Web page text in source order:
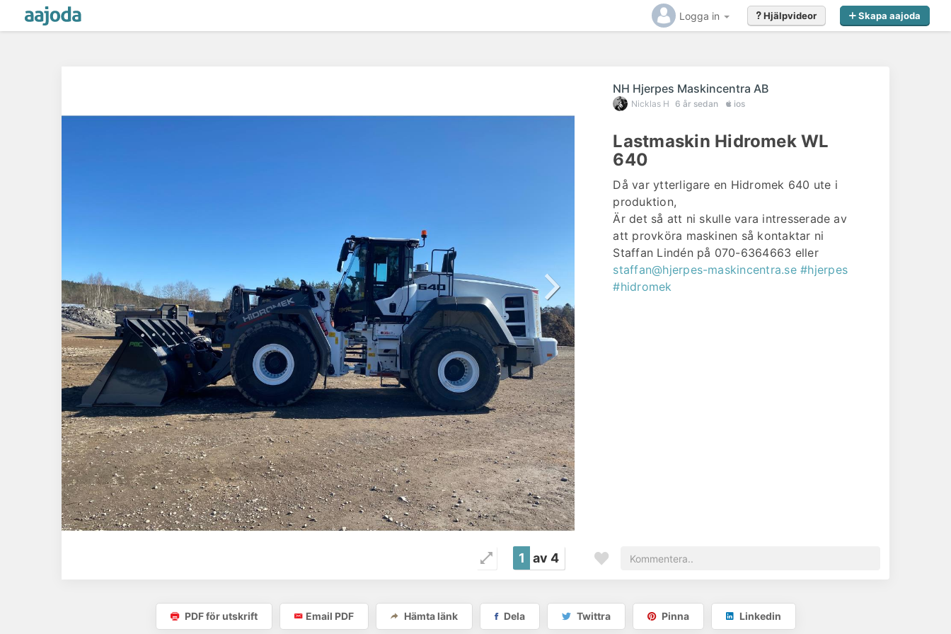
Logga in Skapa aajoda
Hjälpvideor
1 av 4
NH Hjerpes Maskincentra AB
Nicklas H 6 år sedan ios
Lastmaskin Hidromek WL
640
Då var ytterligare en Hidromek 640 ute i
produktion,
Är det så att ni skulle vara intresserade av
att provköra maskinen så kontaktar ni
Staffan Lindén på 070-6364663 eller
staffan@hjerpes-maskincentra.se #hjerpes
#hidromek
PDF för utskrift Email PDF Hämta länk Dela Twittra Pinna Linkedin